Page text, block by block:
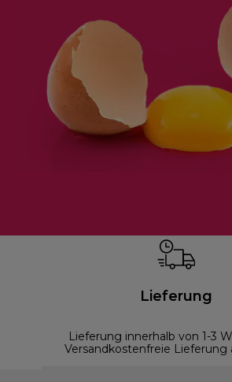
Lieferung
Lieferung innerhalb von 1-3
Versandkostenfreie